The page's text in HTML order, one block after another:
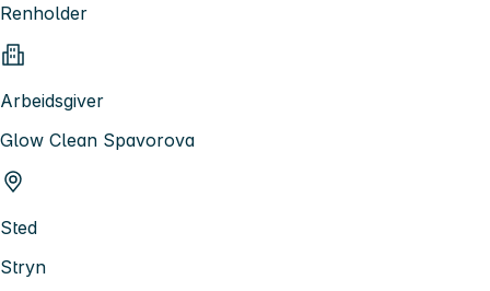
Renholder
Arbeidsgiver
Glow Clean Spavorova
Sted
Stryn